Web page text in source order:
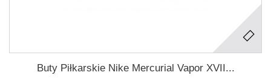
Buty Piłkarskie Nike Mercurial Vapor XVII...